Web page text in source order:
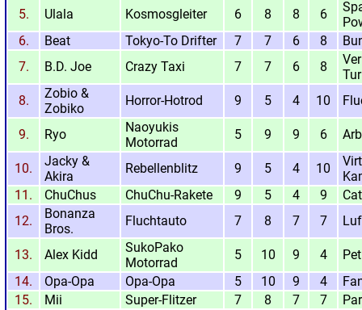
5.
Ulala Kosmosgleiter 6 8 8 6
6.
Beat Tokyo-To Drifter 7 7 6 8
7.
B.D. Joe Crazy Taxi 7 7 6 8
8.
Zobio &
Zobiko
Horror-Hotrod 9 5 4 10
9. Ryo
Naoyukis
Motorrad
5 9 9 6
10.
Jacky &
Akira
Rebellenblitz 9 5 4 10
11.
ChuChus ChuChu-Rakete 9 5 4 9
12.
Bonanza
Bros.
Fluchtauto 7 8 7 7
13. Alex Kidd
SukoPako
Motorrad
5 10 9 4
14.
Opa-Opa Opa-Opa 5 10 9 4
15.
Mii Super-Flitzer 7 8 7 7